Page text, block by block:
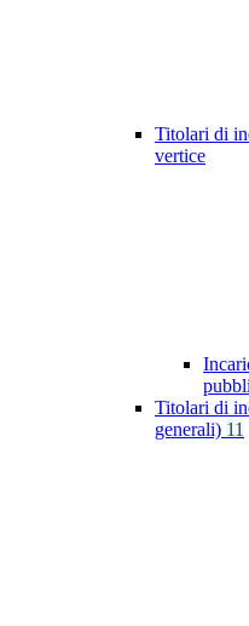
Titolari di
vertice
Titolari di
generali) 11